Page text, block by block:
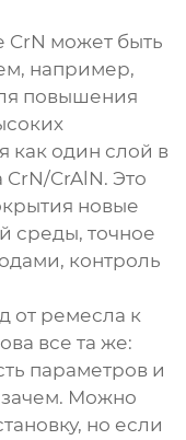
CrN может быть
например,
повышения
как один слой в
CrAlN. Это
новые
среды, точное
контроль
от ремесла к
все та же:
параметров и
Можно
но если